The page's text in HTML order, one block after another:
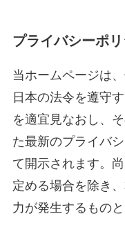
プライバシーポ
当ホームページは
日本の法令を遵守
を適宜見なおし、
た最新のプライバ
て開示されます。
定める場合を除き
力が発生するものと